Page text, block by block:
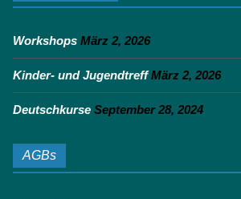
Workshops März 2, 2026
Kinder- und Jugendtreff März 2, 2026
Deutschkurse September 28, 2024
AGBs